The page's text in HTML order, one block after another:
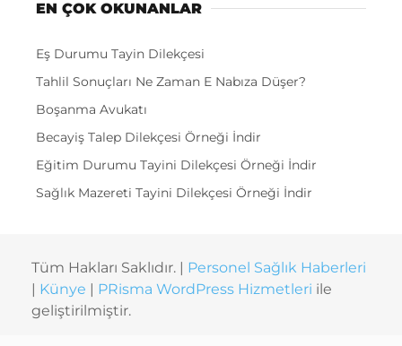
EN ÇOK OKUNANLAR
Eş Durumu Tayin Dilekçesi
Tahlil Sonuçları Ne Zaman E Nabıza Düşer?
Boşanma Avukatı
Becayiş Talep Dilekçesi Örneği İndir
Eğitim Durumu Tayini Dilekçesi Örneği İndir
Sağlık Mazereti Tayini Dilekçesi Örneği İndir
Tüm Hakları Saklıdır. | Personel Sağlık Haberleri
| Künye | PRisma WordPress Hizmetleri ile
geliştirilmiştir.